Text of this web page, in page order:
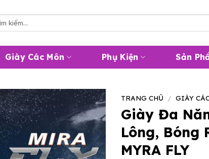
Giày Các Môn Phụ Kiện Sản
TRANG CHỦ / GIÀY
Giày Đa
Lông, Bóng
MYRA FLY